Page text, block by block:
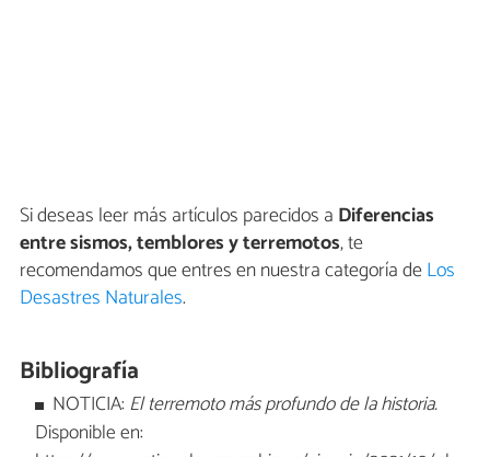
Si deseas leer más artículos parecidos a Diferencias
entre sismos, temblores y terremotos, te
recomendamos que entres en nuestra categoría deLos
Desastres Naturales.
Bibliografía
NOTICIA: El terremoto más profundo de la historia.
Disponible en: